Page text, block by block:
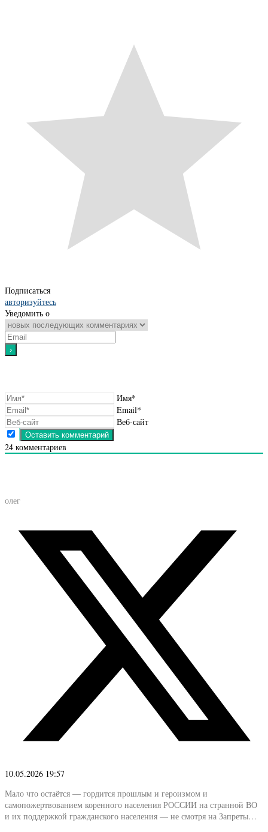
Подписаться
авторизуйтесь
Уведомить о
Имя*
Email*
Веб-сайт
24 комментариев
олег
10.05.2026 19:57
Мало что остаётся — гордится прошлым и героизмом и
самопожертвованием коренного населения РОССИИ на странной ВО
и их поддержкой гражданского населения — не смотря на Запреты…